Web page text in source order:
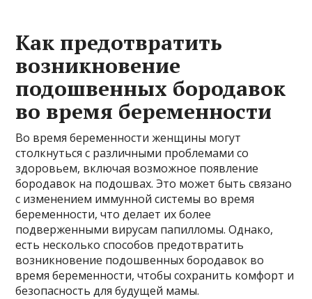
Как предотвратить
возникновение
подошвенных бородавок
во время беременности
Во время беременности женщины могут
столкнуться с различными проблемами со
здоровьем, включая возможное появление
бородавок на подошвах. Это может быть связано
с изменением иммунной системы во время
беременности, что делает их более
подверженными вирусам папилломы. Однако,
есть несколько способов предотвратить
возникновение подошвенных бородавок во
время беременности, чтобы сохранить комфорт и
безопасность для будущей мамы.